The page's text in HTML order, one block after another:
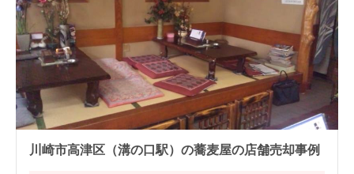
川崎市高津区（溝の口駅）の蕎麦屋の店舗売却事例